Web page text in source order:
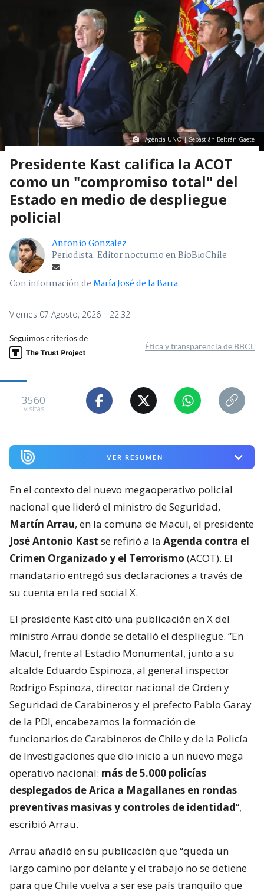
Agencia UNO | Sebastián Beltrán Gaete
Presidente Kast califica la ACOT
como un "compromiso total" del
Estado en medio de despliegue
policial
Antonio Gonzalez
Periodista. Editor nocturno en BioBioChile
Con información deMaría José de la Barra
Viernes 07 Agosto, 2026 | 22:32
Seguimos criterios de
Ética y transparencia de BBCL
3560
visitas
VER RESUMEN
En el contexto del nuevo megaoperativo policial
nacional que lideró el ministro de Seguridad,
Martín Arrau, en la comuna de Macul, el presidente
José Antonio Kast se refirió a la Agenda contra el
Crimen Organizado y el Terrorismo (ACOT). El
mandatario entregó sus declaraciones a través de
su cuenta en la red social X.
El presidente Kast citó una publicación en X del
ministro Arrau donde se detalló el despliegue. “En
Macul, frente al Estadio Monumental, junto a su
alcalde Eduardo Espinoza, al general inspector
Rodrigo Espinoza, director nacional de Orden y
Seguridad de Carabineros y el prefecto Pablo Garay
de la PDI, encabezamos la formación de
funcionarios de Carabineros de Chile y de la Policía
de Investigaciones que dio inicio a un nuevo mega
operativo nacional: más de 5.000 policías
desplegados de Arica a Magallanes en rondas
preventivas masivas y controles de identidad“,
escribió Arrau.
Arrau añadió en su publicación que “queda un
largo camino por delante y el trabajo no se detiene
para que Chile vuelva a ser ese país tranquilo que